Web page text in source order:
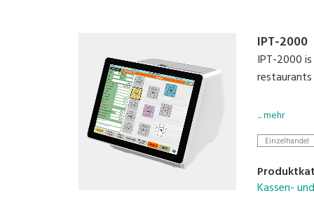
IPT-2000
IPT-2000
Modernise
•
• Avenue
• Scalable
... mehr
Einzelhandel
Kassen-